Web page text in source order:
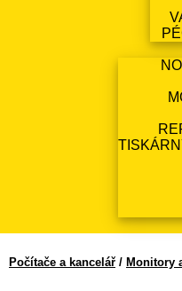
Počítače a kancelář / Monitory